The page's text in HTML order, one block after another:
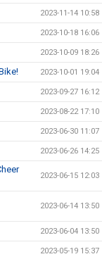
2023-11-14 10:58
2023-10-18 16:06
2023-10-09 18:26
2023-10-01 19:04
2023-09-27 16:12
2023-08-22 17:10
2023-06-30 11:07
2023-06-26 14:25
2023-06-15 12:03
2023-06-14 13:50
2023-06-04 13:50
2023-05-19 15:37